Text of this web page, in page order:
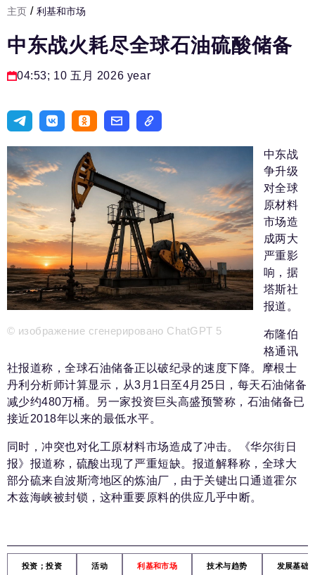
人力资源部
房间人
生活方式
旅游业
进口替代
国防工业
专家
编辑部的电话号码:+7 495 727-01-67
编辑电子邮件:
info@business-magazine.online
reklama@business-magazine.online
发行部/编辑订阅
podpiska@business-magazine.online
合作伙伴关系部
主页 / 利基和市场
中东战火耗尽全球石油硫酸储备
04:53; 10 五月 2026 year
© изображение сгенерировано ChatGPT 5
中东战
争升级
对全球
原材料
市场造
成两大
严重影
响，据
塔斯社
报道。
布隆伯
格通讯
社报道称，全球石油储备正以破纪录的速度下降。摩根士
丹利分析师计算显示，从3月1日至4月25日，每天石油储备
减少约480万桶。另一家投资巨头高盛预警称，石油储备已
接近2018年以来的最低水平。
同时，冲突也对化工原材料市场造成了冲击。《华尔街日
报》报道称，硫酸出现了严重短缺。报道解释称，全球大
部分硫来自波斯湾地区的炼油厂，由于关键出口通道霍尔
木兹海峡被封锁，这种重要原料的供应几乎中断。
投资；投资 活动 利基和市场 技术与趋势 发展基础